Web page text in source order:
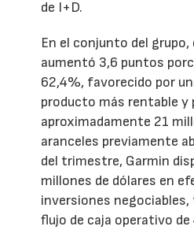
de I+D.
En el conjunto del
aumentó 3,6 puntos
62,4%, favorecido por
producto más rentable y
aproximadamente 21
aranceles previamente
del trimestre, Garmin
millones de dólares en
inversiones
flujo de caja operativo